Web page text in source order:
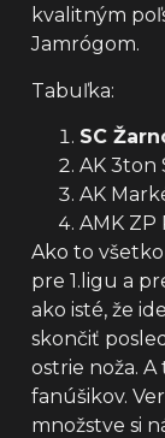
kvalitným
Jamrógom.
Tabuľka:
SC
AK 3ton
AK
AMK ZP
Ako to
pre 1.ligu a
ako isté, že
skončiť
ostrie noža.
fanúšikov.
množstve si